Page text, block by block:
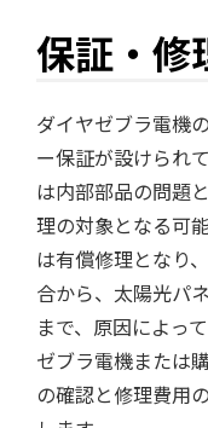
保証・修
ダイヤゼブラ電機
ー保証が設けられ
は内部部品の問題
理の対象となる可
は有償修理となり
合から、太陽光パ
まで、原因によっ
ゼブラ電機または
の確認と修理費用